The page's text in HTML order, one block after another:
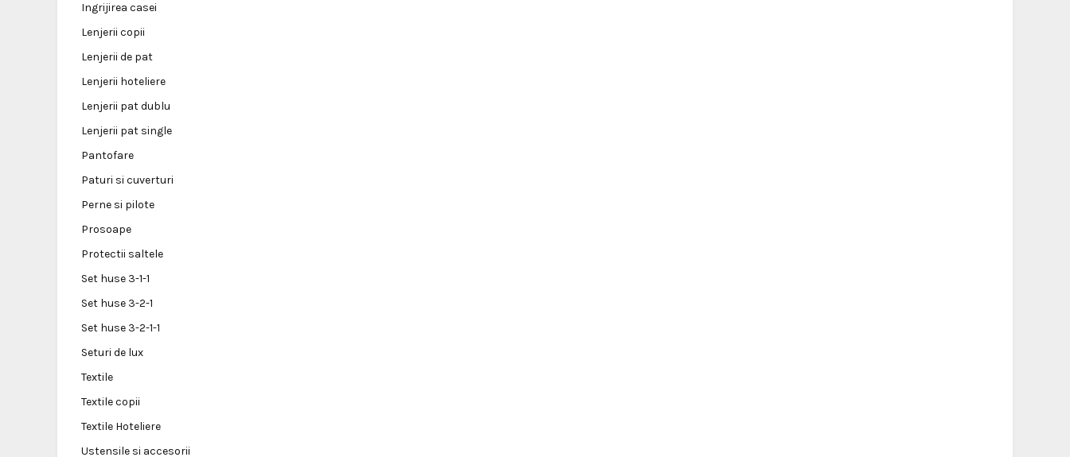
Ingrijirea casei
Lenjerii copii
Lenjerii de pat
Lenjerii hoteliere
Lenjerii pat dublu
Lenjerii pat single
Pantofare
Paturi si cuverturi
Perne si pilote
Prosoape
Protectii saltele
Set huse 3-1-1
Set huse 3-2-1
Set huse 3-2-1-1
Seturi de lux
Textile
Textile copii
Textile Hoteliere
Ustensile si accesorii